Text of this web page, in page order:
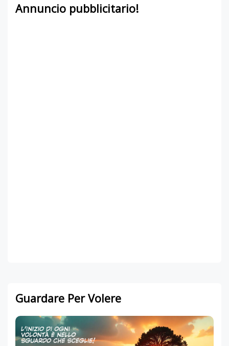
Annuncio pubblicitario!
Guardare Per Volere